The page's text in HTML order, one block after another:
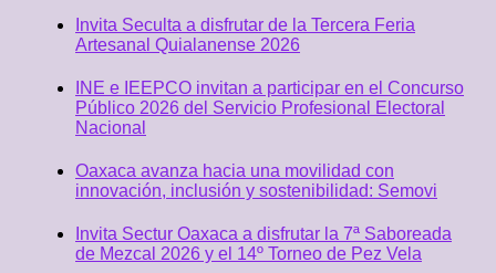
Invita Seculta a disfrutar de la Tercera Feria
Artesanal Quialanense 2026
INE e IEEPCO invitan a participar en el Concurso
Público 2026 del Servicio Profesional Electoral
Nacional
Oaxaca avanza hacia una movilidad con
innovación, inclusión y sostenibilidad: Semovi
Invita Sectur Oaxaca a disfrutar la 7ª Saboreada
de Mezcal 2026 y el 14º Torneo de Pez Vela